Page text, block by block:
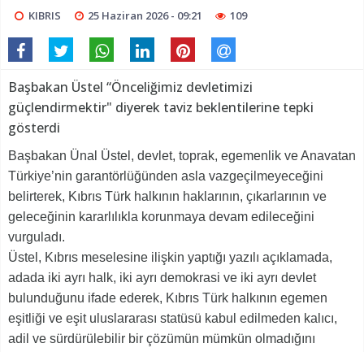
KIBRIS 25 Haziran 2026 - 09:21 109
Başbakan Üstel “Önceliğimiz devletimizi
güçlendirmektir" diyerek taviz beklentilerine tepki
gösterdi
Başbakan Ünal Üstel, devlet, toprak, egemenlik ve Anavatan
Türkiye’nin garantörlüğünden asla vazgeçilmeyeceğini
belirterek, Kıbrıs Türk halkının haklarının, çıkarlarının ve
geleceğinin kararlılıkla korunmaya devam edileceğini
vurguladı.
Üstel, Kıbrıs meselesine ilişkin yaptığı yazılı açıklamada,
adada iki ayrı halk, iki ayrı demokrasi ve iki ayrı devlet
bulunduğunu ifade ederek, Kıbrıs Türk halkının egemen
eşitliği ve eşit uluslararası statüsü kabul edilmeden kalıcı,
adil ve sürdürülebilir bir çözümün mümkün olmadığını